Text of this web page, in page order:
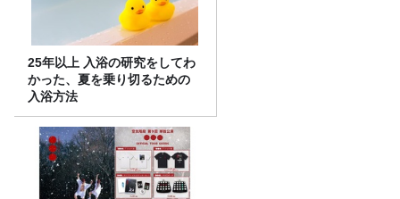
25年以上 入浴の研究をしてわ
かった、夏を乗り切るための
入浴方法